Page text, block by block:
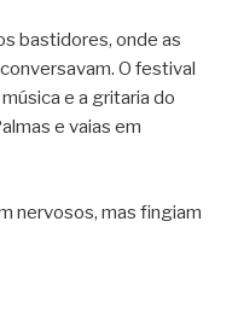
bastidores, onde as
O festival
e a gritaria do
e vaias em
nervosos, mas fingiam